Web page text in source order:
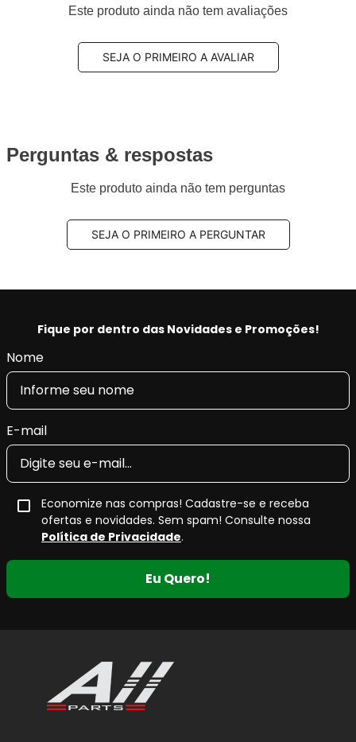
Este produto ainda não tem avaliações
SEJA O PRIMEIRO A AVALIAR
Perguntas & respostas
Este produto ainda não tem perguntas
SEJA O PRIMEIRO A PERGUNTAR
Fique por dentro das Novidades e Promoções!
Nome
E-mail
Economize nas compras! Cadastre-se e receba
ofertas e novidades. Sem spam! Consulte nossa
Política de Privacidade.
Eu Quero!